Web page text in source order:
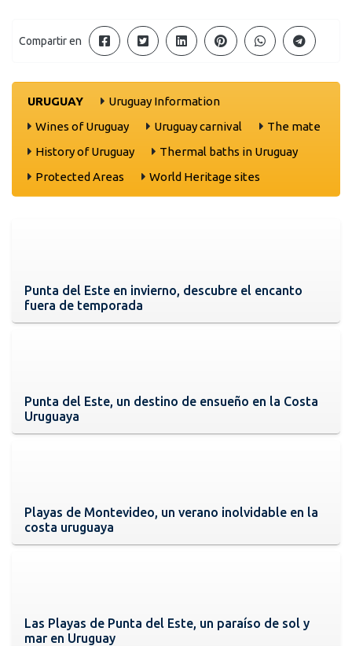
Compartir en
URUGUAY
Uruguay Information
Wines of Uruguay
Uruguay carnival
The mate
History of Uruguay
Thermal baths in Uruguay
Protected Areas
World Heritage sites
Punta del Este en invierno, descubre el encanto
fuera de temporada
Punta del Este, un destino de ensueño en la Costa
Uruguaya
Playas de Montevideo, un verano inolvidable en la
costa uruguaya
Las Playas de Punta del Este, un paraíso de sol y
mar en Uruguay